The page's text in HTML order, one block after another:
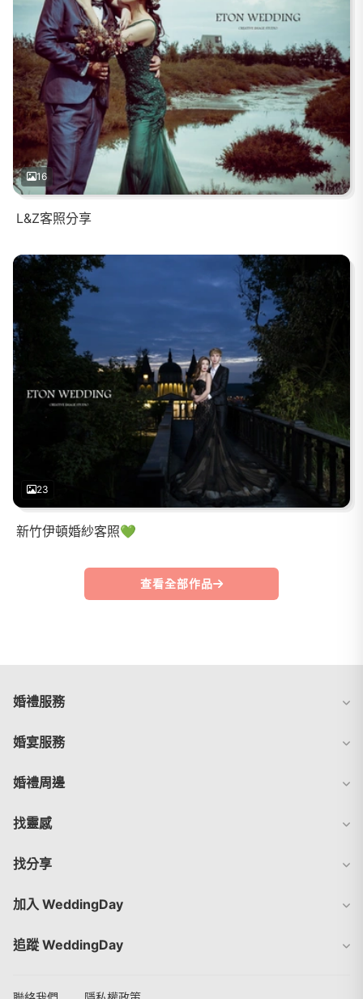
16
L&Z客照分享
23
新竹伊頓婚紗客照💚
查看全部作品
婚禮服務
婚宴服務
婚禮周邊
找靈感
找分享
加入 WeddingDay
追蹤 WeddingDay